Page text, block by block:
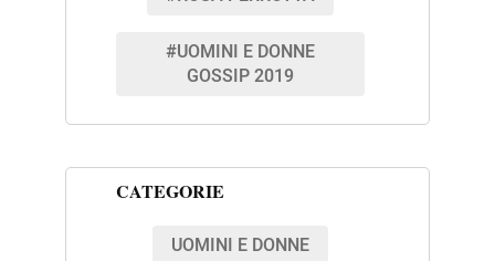
#UOMINI E DONNE
GOSSIP 2019
CATEGORIE
UOMINI E DONNE